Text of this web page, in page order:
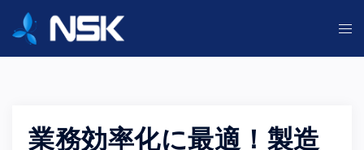
テ
ト
業務効率化に最適！製造